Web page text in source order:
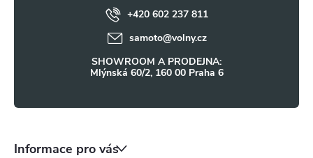
+420 602 237 811
samoto@volny.cz
SHOWROOM A PRODEJNA:
Mlýnská 60/2, 160 00 Praha 6
Informace pro vás